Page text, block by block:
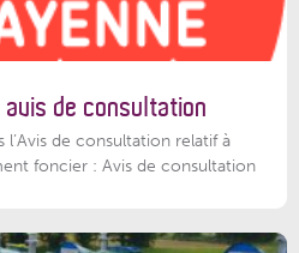
avis de consultation
de consultation relatif à
foncier : Avis de consultation